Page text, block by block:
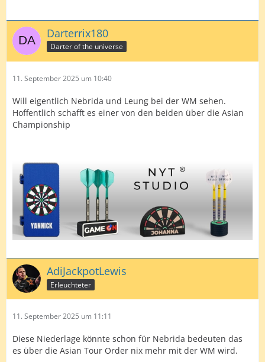
Darterrix180
Darter of the universe
11. September 2025 um 10:40
Will eigentlich Nebrida und Leung bei der WM sehen.
Hoffentlich schafft es einer von den beiden über die Asian
Championship
AdiJackpotLewis
Erleuchteter
11. September 2025 um 11:11
Diese Niederlage könnte schon für Nebrida bedeuten das
es über die Asian Tour Order nix mehr mit der WM wird.